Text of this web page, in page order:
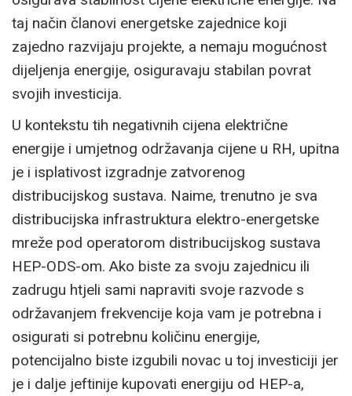
taj način članovi energetske zajednice koji
zajedno razvijaju projekte, a nemaju mogućnost
dijeljenja energije, osiguravaju stabilan povrat
svojih investicija.
U kontekstu tih negativnih cijena električne
energije i umjetnog održavanja cijene u RH, upitna
je i isplativost izgradnje zatvorenog
distribucijskog sustava. Naime, trenutno je sva
distribucijska infrastruktura elektro-energetske
mreže pod operatorom distribucijskog sustava
HEP-ODS-om. Ako biste za svoju zajednicu ili
zadrugu htjeli sami napraviti svoje razvode s
održavanjem frekvencije koja vam je potrebna i
osigurati si potrebnu količinu energije,
potencijalno biste izgubili novac u toj investiciji jer
je i dalje jeftinije kupovati energiju od HEP-a,